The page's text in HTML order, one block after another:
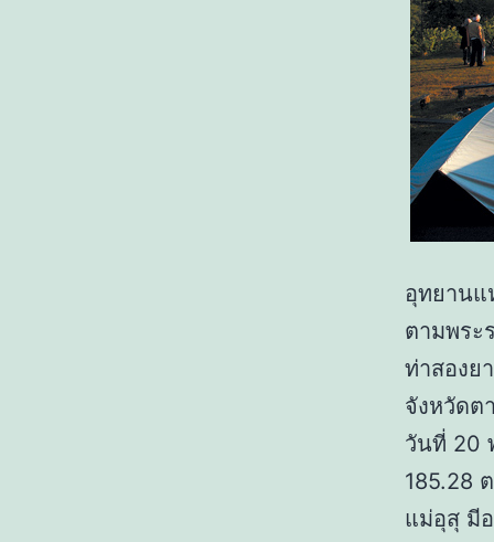
อุทยานแ
ตามพระ
ท่าสองย
จังหวัดต
วันที่ 20
185.28
แม่อุสุ มี